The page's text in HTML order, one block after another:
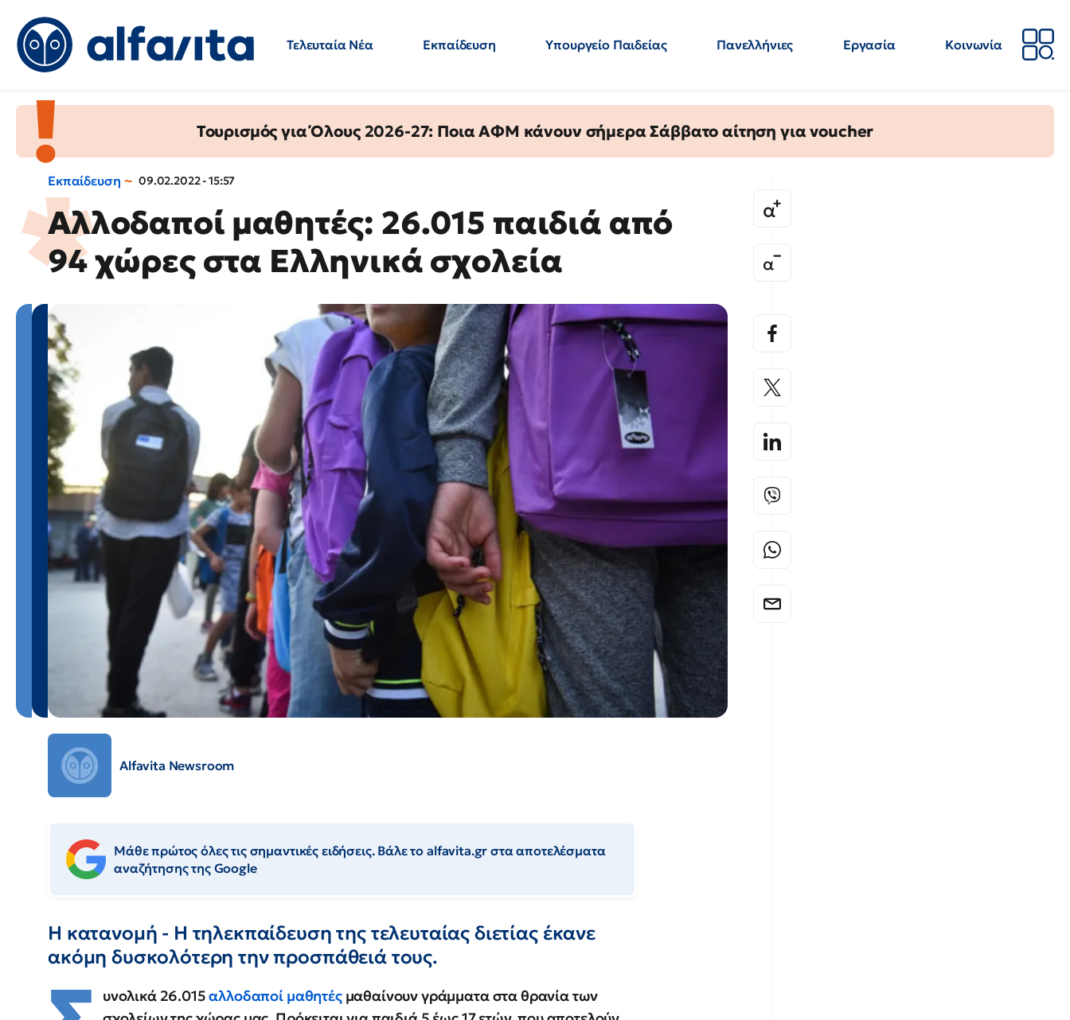
Τελευταία Νέα Εκπαίδευση Υπουργείο Παιδείας Πανελλήνιες Εργασία
Κοινωνία
Τουρισμός για Όλους 2026-27: Ποια ΑΦΜ κάνουν σήμερα Σάββατο αίτηση για voucher
Εκπαίδευση 09.02.2022 - 15:57
Αλλοδαποί μαθητές: 26.015 παιδιά από
94 χώρες στα Ελληνικά σχολεία
Alfavita Newsroom
Μάθε πρώτος όλες τις σημαντικές ειδήσεις. Βάλε το alfavita.gr στα αποτελέσματα
αναζήτησης της Google
Η κατανομή - Η τηλεκπαίδευση της τελευταίας διετίας έκανε
ακόμη δυσκολότερη την προσπάθειά τους.
υνολικά 26.015αλλοδαποί μαθητές μαθαίνουν γράμματα στα θρανία των